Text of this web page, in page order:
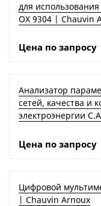
для
OX 9304 | Chauvin
Цена по запросу
Анализатор
сетей, качества и
электроэнергии
Цена по запросу
Цифровой
| Chauvin Arnoux